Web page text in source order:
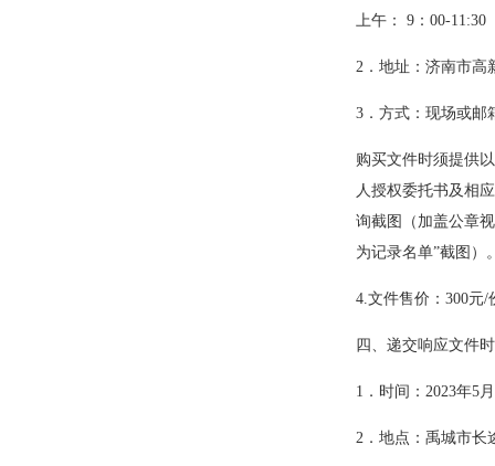
上午： 9 ： 00-
2 ．地址：济南市高
3 ．方式：现场或邮
购买文件时须提供
人授权委托书及相
询截图（加盖公章
为记录名单”截图）
4.文件售价： 300元/
四、递交响应文件
1 ．时间： 2023年5月
2 ．地点：禹城市